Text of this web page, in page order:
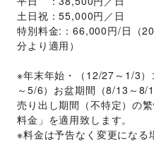
土日祝：55,000円／日
特別料金:：66,000円/日（
分より適用）
※年末年始・（12/27～1/3
～5/6）お盆期間（8/13～8/
売り出し期間（不特定）の
料金」を適用致します。
※料金は予告なく変更になる